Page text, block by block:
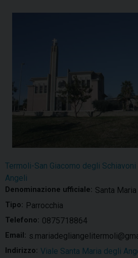
Termoli-San Giacomo degli Schiavoni
Angeli
Denominazione ufficiale: Santa
Tipo: Parrocchia
Telefono: 0875718864
Email:
Indirizzo: Viale Santa Maria degli